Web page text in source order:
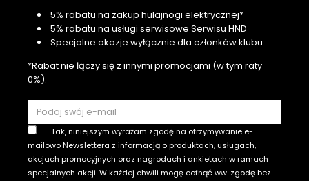
5% rabatu na zakup hulajnogi elektrycznej*
5% rabatu na usługi serwisowe Serwisu HND
Specjalne okazje wyłącznie dla członków klubu
*Rabat nie łączy się z innymi promocjami (w tym raty
0%).
Tak, niniejszym wyrażam zgodę na otrzymywanie e-
mailowo Newslettera z informacją o produktach, usługach,
akcjach promocyjnych oraz nagrodach i ankietach w ramach
specjalnych akcji. W każdej chwili mogę cofnąć ww. zgodę bez